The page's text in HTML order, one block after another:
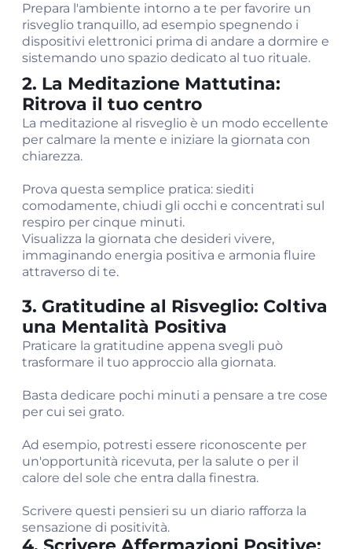
Prepara l'ambiente intorno a te per favorire un
risveglio tranquillo, ad esempio spegnendo i
dispositivi elettronici prima di andare a dormire e
sistemando uno spazio dedicato al tuo rituale.
2. La Meditazione Mattutina:
Ritrova il tuo centro
La meditazione al risveglio è un modo eccellente
per calmare la mente e iniziare la giornata con
chiarezza.
Prova questa semplice pratica: siediti
comodamente, chiudi gli occhi e concentrati sul
respiro per cinque minuti.
Visualizza la giornata che desideri vivere,
immaginando energia positiva e armonia fluire
attraverso di te.
3. Gratitudine al Risveglio: Coltiva
una Mentalità Positiva
Praticare la gratitudine appena svegli può
trasformare il tuo approccio alla giornata.
Basta dedicare pochi minuti a pensare a tre cose
per cui sei grato.
Ad esempio, potresti essere riconoscente per
un'opportunità ricevuta, per la salute o per il
calore del sole che entra dalla finestra.
Scrivere questi pensieri su un diario rafforza la
sensazione di positività.